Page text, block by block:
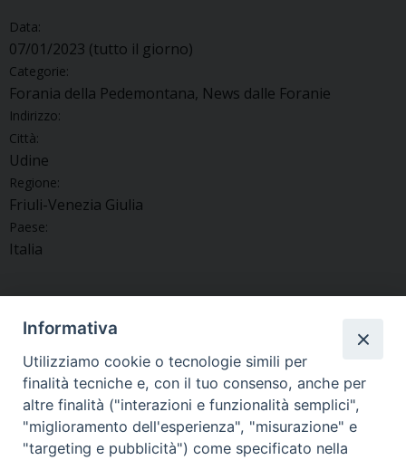
Data:
07/01/2023 (tutto il giorno)
Categorie:
Forania della Pedemontana, News dalle Foranie
Indirizzo:
Città:
Udine
Regione:
Friuli-Venezia Giulia
Paese:
Italia
L’Epifania di Gemona con
la Messa del Tallero
A Laipacco (Udine) arrivano i
Magi durante la “Sacra
rappresentazione”
Informativa
Utilizziamo cookie o tecnologie simili per
finalità tecniche e, con il tuo consenso, anche per
altre finalità ("interazioni e funzionalità semplici",
"miglioramento dell'esperienza", "misurazione" e
"targeting e pubblicità") come specificato nella